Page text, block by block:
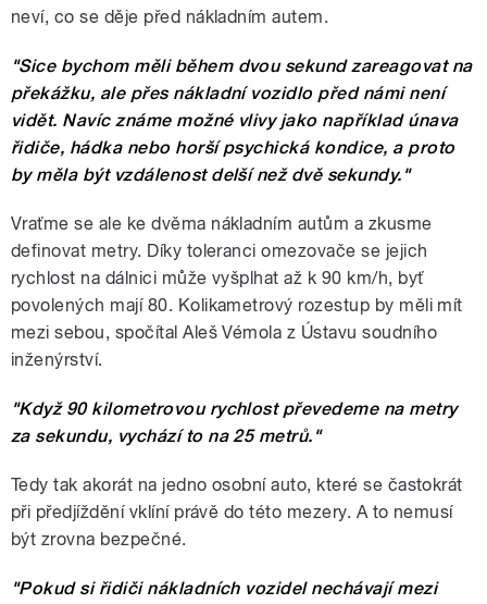
neví, co se děje před nákladním autem.
"Sice bychom měli během dvou sekund zareagovat na
překážku, ale přes nákladní vozidlo před námi není
vidět. Navíc známe možné vlivy jako například únava
řidiče, hádka nebo horší psychická kondice, a proto
by měla být vzdálenost delší než dvě sekundy."
Vraťme se ale ke dvěma nákladním autům a zkusme
definovat metry. Díky toleranci omezovače se jejich
rychlost na dálnici může vyšplhat až k 90 km/h, byť
povolených mají 80. Kolikametrový rozestup by měli mít
mezi sebou, spočítal Aleš Vémola z Ústavu soudního
inženýrství.
"Když 90 kilometrovou rychlost převedeme na metry
za sekundu, vychází to na 25 metrů."
Tedy tak akorát na jedno osobní auto, které se častokrát
při předjíždění vklíní právě do této mezery. A to nemusí
být zrovna bezpečné.
"Pokud si řidiči nákladních vozidel nechávají mezi